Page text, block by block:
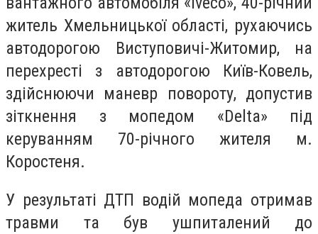
житель Хмельницької області, рухаючись
автодорогою Виступовичі-Житомир, на
перехресті з автодорогою Київ-Ковель,
здійснюючи маневр повороту, допустив
зіткнення з мопедом «Delta» під
керуванням 70-річного жителя м.
Коростеня.
У результаті ДТП водій мопеда отримав
травми та був ушпиталений до